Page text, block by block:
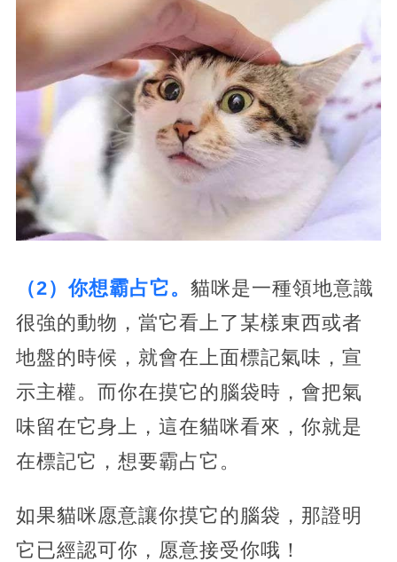
（2）你想霸占它。 貓咪是一種領地意識
很強的動物，當它看上了某樣東西或者
地盤的時候，就會在上面標記氣味，宣
示主權。而你在摸它的腦袋時，會把氣
味留在它身上，這在貓咪看來，你就是
在標記它，想要霸占它。
如果貓咪愿意讓你摸它的腦袋，那證明
它已經認可你，愿意接受你哦！